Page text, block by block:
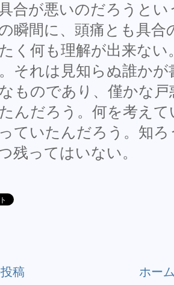
合が悪いのだろうと
瞬間に、頭痛とも具合
く何も理解が出来な
それは見知らぬ誰か
ものであり、僅かな
んだろう。何を考え
ていたんだろう。知
残ってはいない。
稿 ホー